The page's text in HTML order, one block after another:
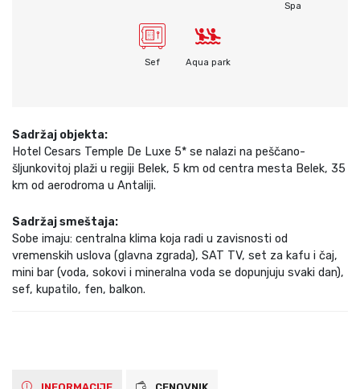
Spa
Sef Aqua park
Sadržaj objekta:
Hotel Cesars Temple De Luxe 5* se nalazi na peščano-
šljunkovitoj plaži u regiji Belek, 5 km od centra mesta Belek, 35
km od aerodroma u Antaliji.
Sadržaj smeštaja:
Sobe imaju: centralna klima koja radi u zavisnosti od
vremenskih uslova (glavna zgrada), SAT TV, set za kafu i čaj,
mini bar (voda, sokovi i mineralna voda se dopunjuju svaki dan),
sef, kupatilo, fen, balkon.